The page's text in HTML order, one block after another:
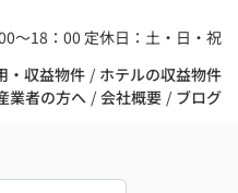
～18：00 定休日：土・日・祝
・収益物件
ホテルの収益物件
業者の方へ 会社概要 ブログ